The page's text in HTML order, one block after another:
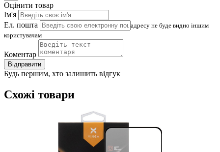
Оцінити товар
Ім'я
Ел. пошта
адресу не буде видно іншим
користувачам
Коментар
Відправити
Будь першим, хто залишить відгук
Схожі товари